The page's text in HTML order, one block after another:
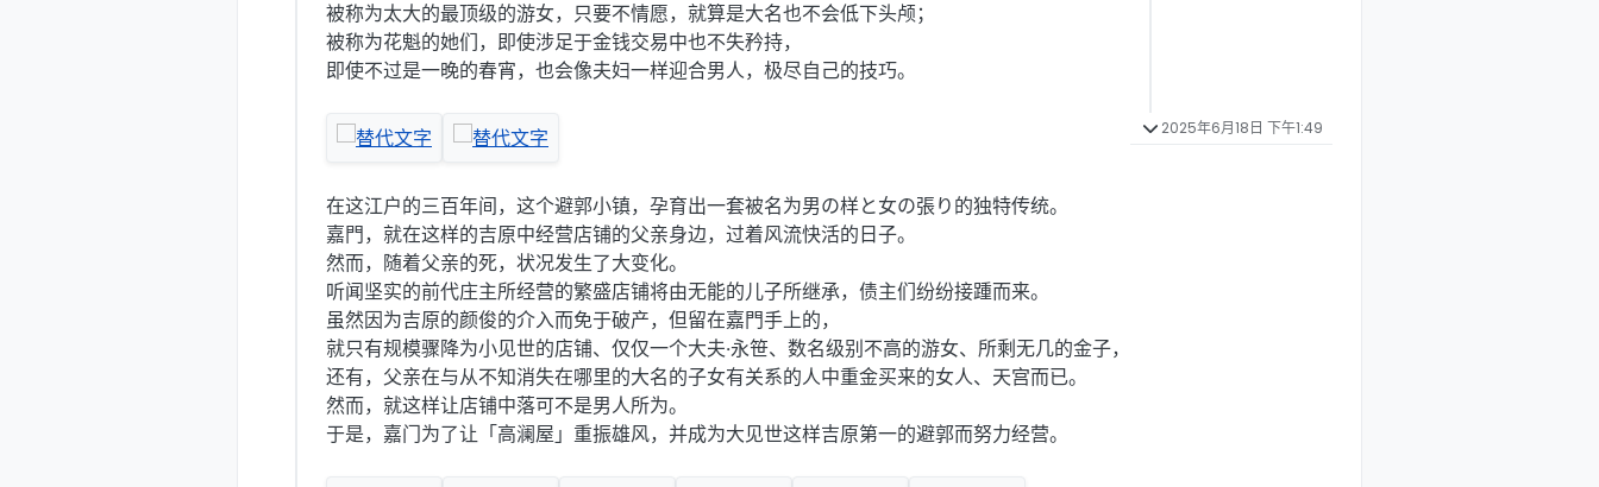
被称为太大的最顶级的游女，只要不情愿，就算是大名也不会低下头颅；
被称为花魁的她们，即使涉足于金钱交易中也不失矜持，
即使不过是一晚的春宵，也会像夫妇一样迎合男人，极尽自己的技巧。
在这江户的三百年间，这个避郭小镇，孕育出一套被名为男の样と女の張り的独特传统。
嘉門，就在这样的吉原中经营店铺的父亲身边，过着风流快活的日子。
然而，随着父亲的死，状况发生了大变化。
听闻坚实的前代庄主所经营的繁盛店铺将由无能的儿子所继承，债主们纷纷接踵而来。
虽然因为吉原的颜俊的介入而免于破产，但留在嘉門手上的，
就只有规模骤降为小见世的店铺、仅仅一个大夫·永笹、数名级别不高的游女、所剩无几的金子，
还有，父亲在与从不知消失在哪里的大名的子女有关系的人中重金买来的女人、天宫而已。
然而，就这样让店铺中落可不是男人所为。
于是，嘉门为了让「高澜屋」重振雄风，并成为大见世这样吉原第一的避郭而努力经营。
2025年6月18日 下午1:49